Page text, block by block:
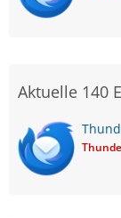
Aktuelle 140